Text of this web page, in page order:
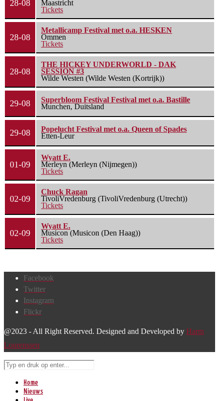
28-08
Maastricht
Tickets
28-08
Metallicamp Festival met o.a. HESKEN
Ommen
Tickets
28-08
THE HICKEY UNDERWORLD - DAK
SESSION #3
Wilde Westen (Wilde Westen (Kortrijk))
29-08
Superbloom Festival Festival met o.a. Bastille
Munchen, Duitsland
29-08
Popelucht Festival met o.a. Queen of Spades
Etten-Leur
01-09
Wyatt E.
Merleyn (Merleyn (Nijmegen))
Tickets
02-09
Chuck Ragan
TivoliVredenburg (TivoliVredenburg (Utrecht))
Tickets
02-09
Wyatt E.
Musicon (Musicon (Den Haag))
Tickets
Facebook
Twitter
Instagram
Flickr
@2023 - All Right Reserved. Designed and Developed by Harm
Lourenssen
Home
Nieuws